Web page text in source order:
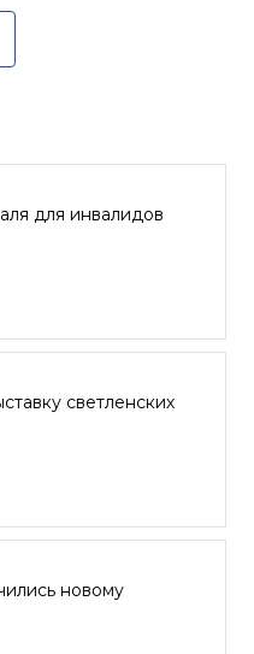
для инвалидов
светленских
новому